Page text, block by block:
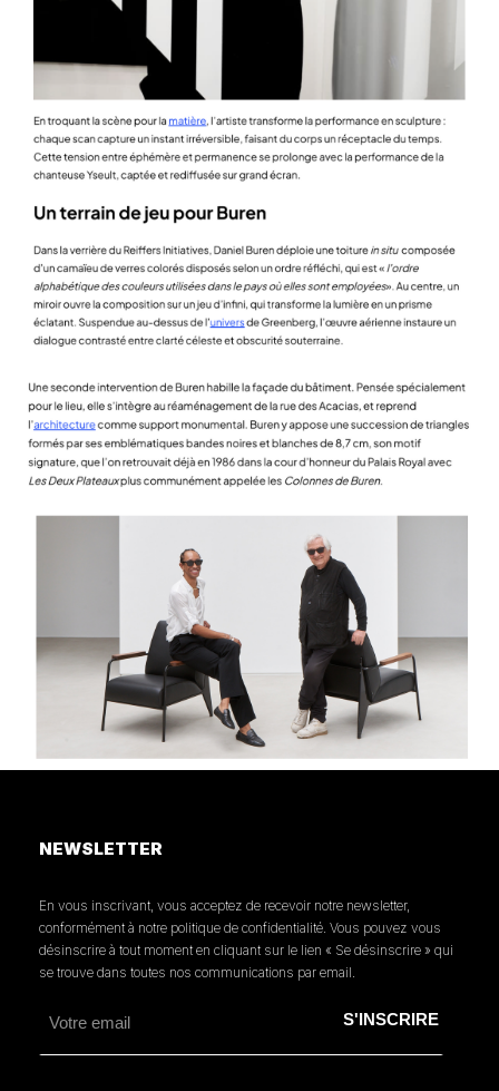
NEWSLETTER
En vous inscrivant, vous acceptez de recevoir notre newsletter,
conformément à notre politique de confidentialité. Vous pouvez vous
désinscrire à tout moment en cliquant sur le lien « Se désinscrire » qui
se trouve dans toutes nos communications par email.